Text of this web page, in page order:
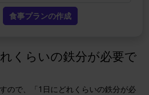
食事プランの作成
くらいの鉄分が必要で
ので、「1日にどれくらいの鉄分が必